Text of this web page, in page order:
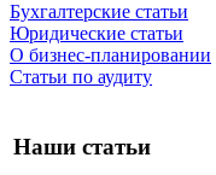
Бухгалтерские статьи
Юридические статьи
О бизнес-планировании
Статьи по аудиту
Наши статьи